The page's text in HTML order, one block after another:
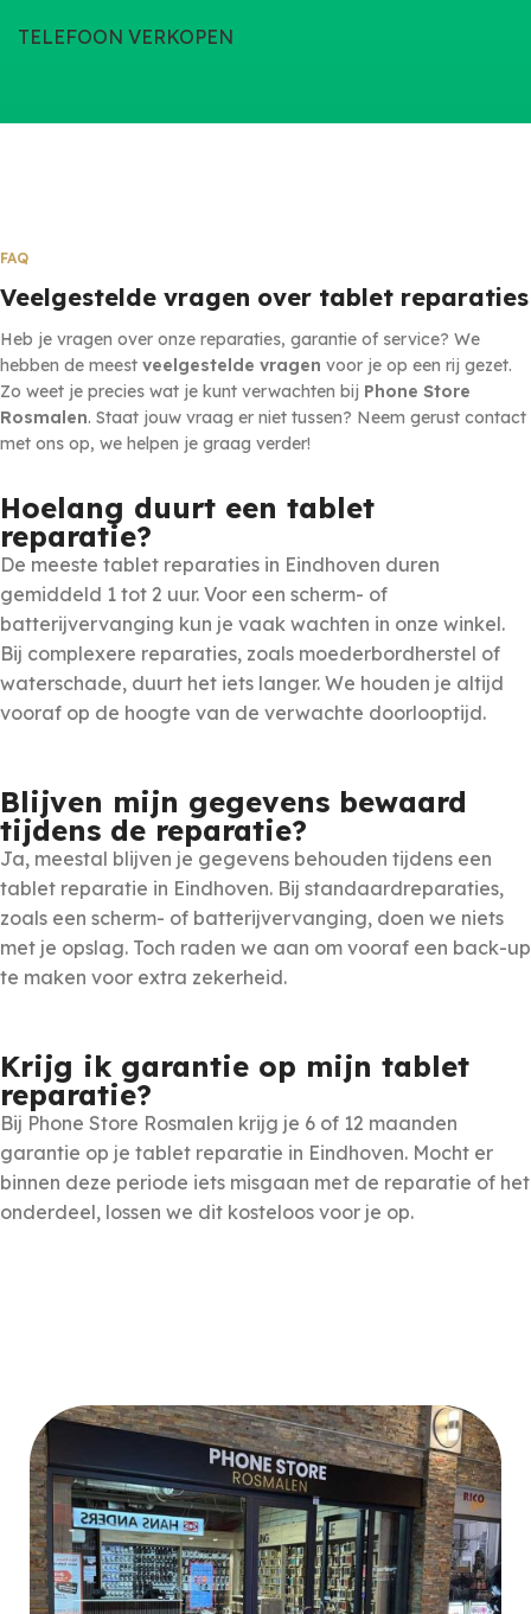
TELEFOON VERKOPEN
FAQ
Veelgestelde vragen over tablet reparaties
Heb je vragen over onze reparaties, garantie of service? We
hebben de meest veelgestelde vragen voor je op een rij gezet.
Zo weet je precies wat je kunt verwachten bij Phone Store
Rosmalen. Staat jouw vraag er niet tussen? Neem gerust contact
met ons op, we helpen je graag verder!
Hoelang duurt een tablet
reparatie?
De meeste tablet reparaties in Eindhoven duren
gemiddeld 1 tot 2 uur. Voor een scherm- of
batterijvervanging kun je vaak wachten in onze winkel.
Bij complexere reparaties, zoals moederbordherstel of
waterschade, duurt het iets langer. We houden je altijd
vooraf op de hoogte van de verwachte doorlooptijd.
Blijven mijn gegevens bewaard
tijdens de reparatie?
Ja, meestal blijven je gegevens behouden tijdens een
tablet reparatie in Eindhoven. Bij standaardreparaties,
zoals een scherm- of batterijvervanging, doen we niets
met je opslag. Toch raden we aan om vooraf een back-up
te maken voor extra zekerheid.
Krijg ik garantie op mijn tablet
reparatie?
Bij Phone Store Rosmalen krijg je 6 of 12 maanden
garantie op je tablet reparatie in Eindhoven. Mocht er
binnen deze periode iets misgaan met de reparatie of het
onderdeel, lossen we dit kosteloos voor je op.